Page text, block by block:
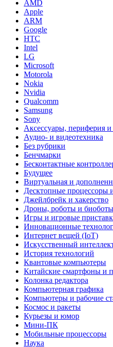
AMD
Apple
ARM
Google
HTC
Intel
LG
Microsoft
Motorola
Nokia
Nvidia
Qualcomm
Samsung
Sony
Аксессуары, периферия и
Аудио- и видеотехника
Без рубрики
Бенчмарки
Бесконтактные
Будущее
Виртуальная и
Десктопные процессоры
Джейлбрейк и хакерство
Дроны, роботы и биоботы
Игры и игровые
Инновационные
Интернет вещей (IoT)
Искусственный
История технологий
Квантовые компьютеры
Китайские смартфоны и
Колонка редактора
Компьютерная графика
Компьютеры и рабочие
Космос и ракеты
Курьезы и юмор
Мини-ПК
Мобильные процессоры
Наука